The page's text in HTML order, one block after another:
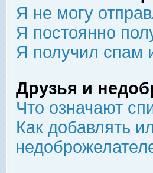
Я не могу
Я постоянно
Я получил спам
Друзья и
Что означают
Как добавлять